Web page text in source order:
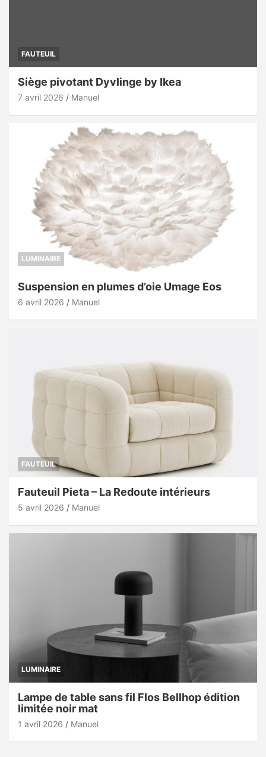
FAUTEUIL
Siège pivotant Dyvlinge by Ikea
7 avril 2026 Manuel
LUMINAIRE
Suspension en plumes d’oie Umage Eos
6 avril 2026 Manuel
FAUTEUIL
Fauteuil Pieta – La Redoute intérieurs
5 avril 2026 Manuel
LUMINAIRE
Lampe de table sans fil Flos Bellhop édition
limitée noir mat
1 avril 2026 Manuel